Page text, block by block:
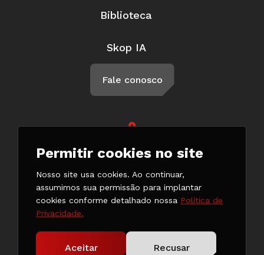
Biblioteca
Skop IA
Fale conosco
de Janeiro - RJ CEP 21011-500
(21) 3147-7777
(21) 98132-0182
Copyright © 2024. Todos os direitos reservados.
Permitir cookies no site
Nosso site usa cookies. Ao continuar,
assumimos sua permissão para implantar
cookies conforme detalhado nossa Política de
Privacidade.
Aceitar Recusar